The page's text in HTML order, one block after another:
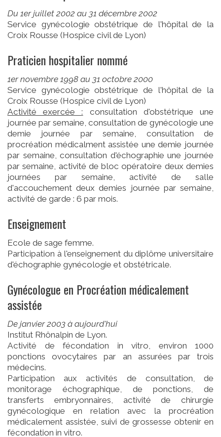
Du 1er juillet 2002 au 31 décembre 2002
Service gynécologie obstétrique de l'hôpital de la
Croix Rousse (Hospice civil de Lyon)
Praticien hospitalier nommé
1er novembre 1998 au 31 octobre 2000
Service gynécologie obstétrique de l'hôpital de la
Croix Rousse (Hospice civil de Lyon)
Activité exercée : consultation d'obstétrique une
journée par semaine, consultation de gynécologie une
demie journée par semaine, consultation de
procréation médicalment assistée une demie journée
par semaine, consultation d'échographie une journée
par semaine, activité de bloc opératoire deux demies
journées par semaine, activité de salle
d'accouchement deux demies journée par semaine,
activité de garde : 6 par mois.
Enseignement
Ecole de sage femme.
Participation à l'enseignement du diplôme universitaire
d'échographie gynécologie et obstétricale.
Gynécologue en Procréation médicalement
assistée
De janvier 2003 à aujourd'hui
Institut Rhônalpin de Lyon.
Activité de fécondation in vitro, environ 1000
ponctions ovocytaires par an assurées par trois
médecins.
Participation aux activités de consultation, de
monitorage échographique, de ponctions, de
transferts embryonnaires, activité de chirurgie
gynécologique en relation avec la procréation
médicalement assistée, suivi de grossesse obtenir en
fécondation in vitro.